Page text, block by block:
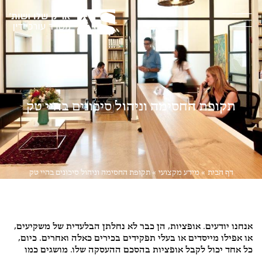
תקופת החסימה וניהול סיכונים בהיי טק
דף הבית»מידע מקצועי »תקופת החסימה וניהול סיכונים בהיי טק
אנחנו יודעים. אופציות, הן כבר לא נחלתן הבלעדית של משקיעים,
או אפילו מייסדים או בעלי תפקידים בכירים כאלה ואחרים. כיום,
כל אחד יכול לקבל אופציות בהסכם ההעסקה שלו. מושגים כמו